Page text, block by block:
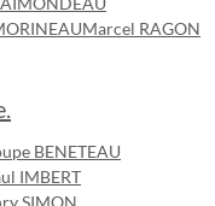
Marcel RAGON
BENETEAU
IMBERT
SIMON